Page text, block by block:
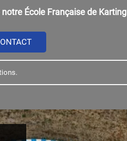
École Française de Karting